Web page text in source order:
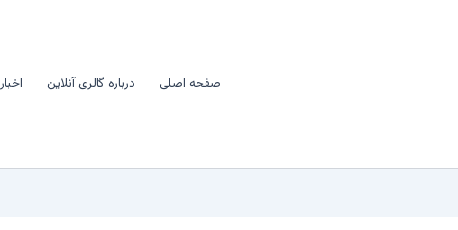
صفحه اصلی
درباره گالری آنلاین اخبار